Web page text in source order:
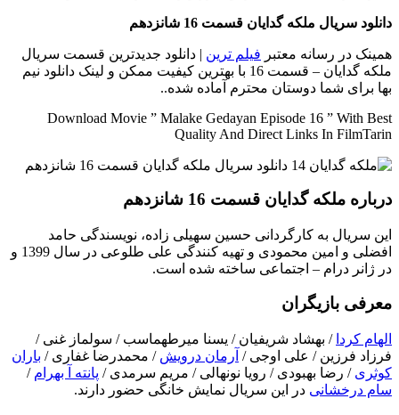
دانلود سریال ملکه گدایان قسمت 16 شانزدهم
همینک در رسانه معتبر فیلم ترین | دانلود جدیدترین قسمت سریال
ملکه گدایان – قسمت 16 با بهترین کیفیت ممکن و لینک دانلود نیم
بها برای شما دوستان محترم آماده شده..
Download Movie ” Malake Gedayan Episode 16 ” With Best
Quality And Direct Links In FilmTarin
درباره ملکه گدایان قسمت 16 شانزدهم
این سریال به کارگردانی حسین سهیلی زاده، نویسندگی حامد
افضلی و امین محمودی و تهیه کنندگی علی طلوعی در سال 1399 و
در ژانر درام – اجتماعی ساخته شده است.
معرفی بازیگران
الهام کردا / بهشاد شریفیان / یسنا میرطهماسب / سولماز غنی /
فرزاد فرزین / علی اوجی / آرمان درویش / محمدرضا غفاری / باران
کوثری / رضا بهبودی / رویا نونهالی / مریم سرمدی / پانته آ بهرام /
سام درخشانی در این سریال نمایش خانگی حضور دارند.